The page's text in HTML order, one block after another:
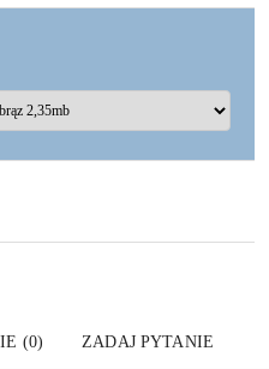
(0) ZADAJ PYTANIE